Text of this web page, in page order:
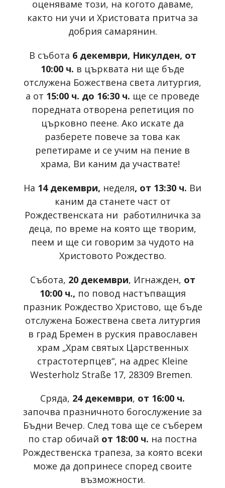
оценяваме този, на когото даваме,
както ни учи и Христовата притча за
добрия самарянин.
В събота 6 декември, Никулден, от
10:00 ч. в църквата ни ще бъде
отслужена Божествена света литургия,
а от 15:00 ч. до 16:30 ч. ще се проведе
поредната отворена репетиция по
църковно пеене. Ако искате да
разберете повече за това как
репетираме и се учим на пение в
храма, Ви каним да участвате!
На 14 декември, неделя, от 13:30 ч. Ви
каним да станете част от
Рождественската ни работилничка за
деца, по време на която ще творим,
пеем и ще си говорим за чудото на
Христовото Рождество.
Събота, 20 декември, Игнажден, от
10:00 ч., по повод настъпващия
празник Рождество Христово, ще бъде
отслужена Божествена света литургия
в град Бремен в руския православен
храм „Храм святых Царственных
cтрастотерпцев“, на адрес Kleine
Westerholz Straße 17, 28309 Bremen.
Сряда, 24 декември, от 16:00 ч.
започва празничното богослужение за
Бъдни Вечер. След това ще се съберем
по стар обичай от 18:00 ч. на постна
Рождественска трапеза, за която всеки
може да допринесе според своите
възможности.